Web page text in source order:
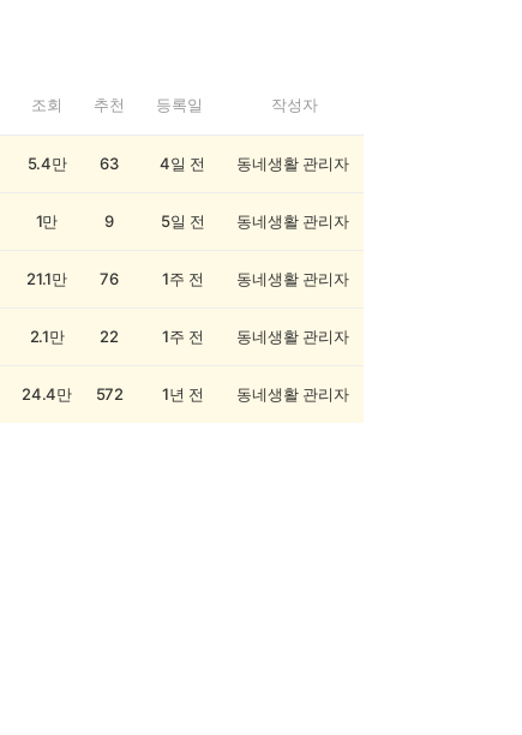
조회 추천 등록일 작성자
5.4만 63 4일 전 동네생활 관리자
1만 9 5일 전 동네생활 관리자
21.1만 76 1주 전 동네생활 관리자
2.1만 22 1주 전 동네생활 관리자
24.4만 572 1년 전 동네생활 관리자